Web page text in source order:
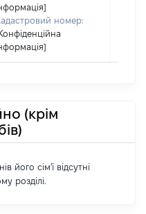
номер:
(крім
його сім'ї відсутні
розділі.